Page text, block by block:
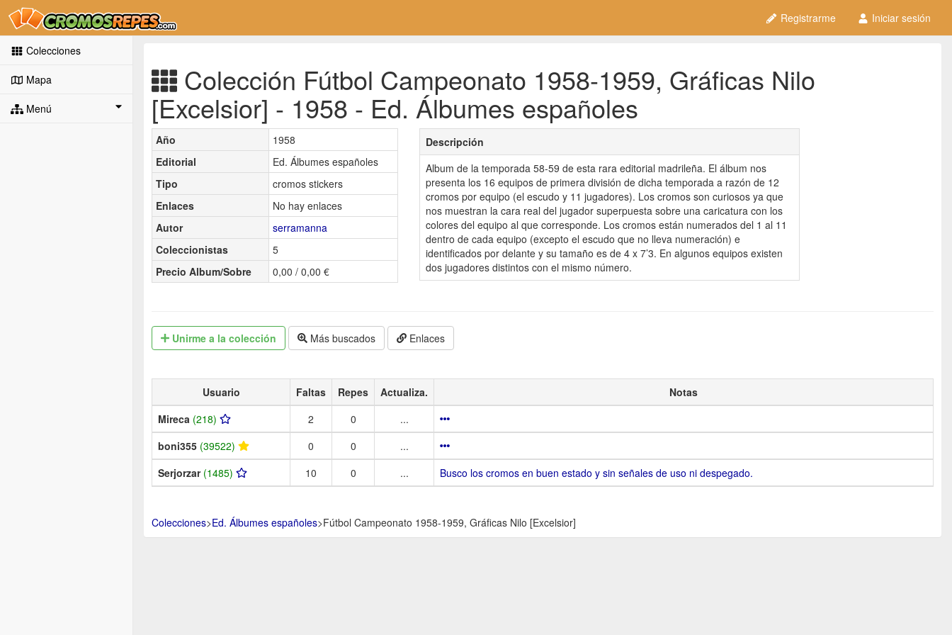
Registrarme Iniciar sesión
Colecciones
Mapa
Menú
Colección Fútbol Campeonato 1958-1959, Gráficas Nilo
[Excelsior] - 1958 - Ed. Álbumes españoles
Año
1958
Editorial
Ed. Álbumes españoles
Tipo
cromos stickers
Enlaces
No hay enlaces
Autor
serramanna
Coleccionistas
5
Precio Album/Sobre
0,00 / 0,00 €
Descripción
Album de la temporada 58-59 de esta rara editorial madrileña. El álbum nos
presenta los 16 equipos de primera división de dicha temporada a razón de 12
cromos por equipo (el escudo y 11 jugadores). Los cromos son curiosos ya que
nos muestran la cara real del jugador superpuesta sobre una caricatura con los
colores del equipo al que corresponde. Los cromos están numerados del 1 al 11
dentro de cada equipo (excepto el escudo que no lleva numeración) e
identificados por delante y su tamaño es de 4 x 7’3. En algunos equipos existen
dos jugadores distintos con el mismo número.
Unirme a la colección Más buscados Enlaces
Usuario Faltas Repes Actualiza.
Notas
Mireca (218) 2 0
...
boni355 (39522) 0 0
...
Serjorzar (1485) 10 0 ... Busco los cromos en buen estado y sin señales de uso ni despegado.
Colecciones>Ed. Álbumes españoles>Fútbol Campeonato 1958-1959, Gráficas Nilo [Excelsior]